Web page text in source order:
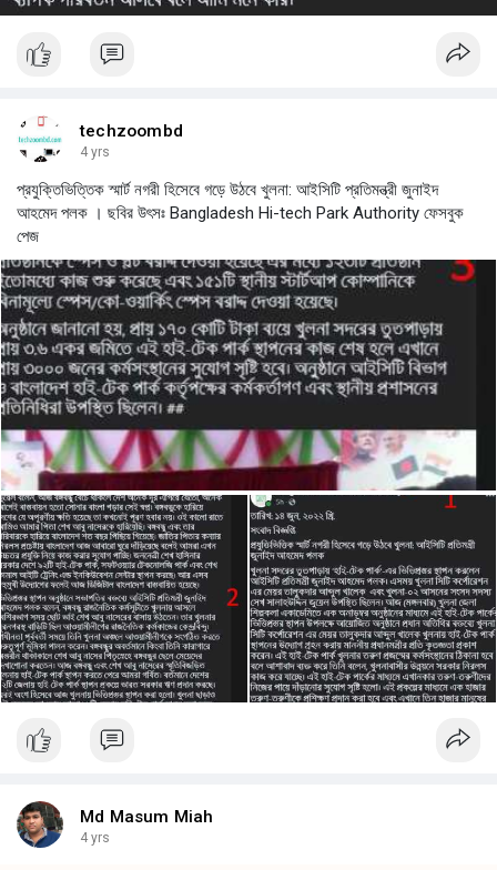
techzoombd
4 yrs
প্রযুক্তিভিত্তিক স্মার্ট নগরী হিসেবে গড়ে উঠবে খুলনা: আইসিটি প্রতিমন্ত্রী জুনাইদ
আহমেদ পলক । ছবির উৎসঃ Bangladesh Hi-tech Park Authority ফেসবুক
পেজ
Md Masum Miah
4 yrs